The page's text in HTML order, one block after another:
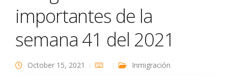
importantes de la
semana 41 del 2021
October 15, 2021 Inmigración